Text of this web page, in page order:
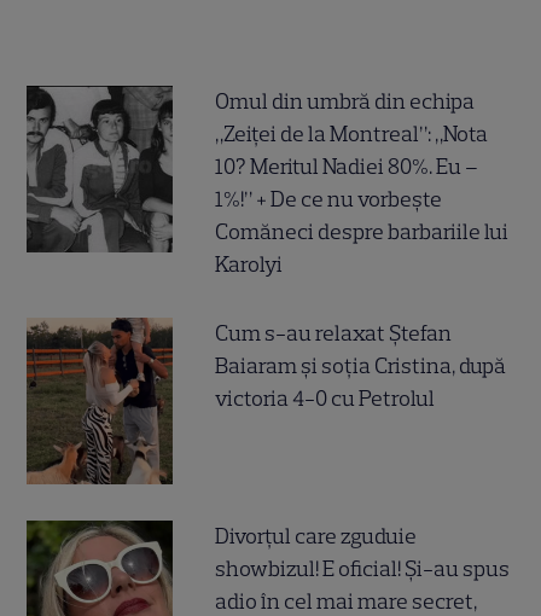
Omul din umbră din echipa
„Zeiței de la Montreal”: „Nota
10? Meritul Nadiei 80%. Eu –
1%!” + De ce nu vorbește
Comăneci despre barbariile lui
Karolyi
Cum s-au relaxat Ștefan
Baiaram și soția Cristina, după
victoria 4-0 cu Petrolul
Divorțul care zguduie
showbizul! E oficial! Și-au spus
adio în cel mai mare secret,